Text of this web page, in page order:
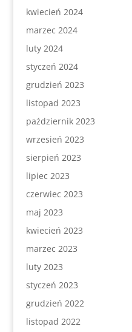
kwiecień 2024
marzec 2024
luty 2024
styczeń 2024
grudzień 2023
listopad 2023
październik 2023
wrzesień 2023
sierpień 2023
lipiec 2023
czerwiec 2023
maj 2023
kwiecień 2023
marzec 2023
luty 2023
styczeń 2023
grudzień 2022
listopad 2022